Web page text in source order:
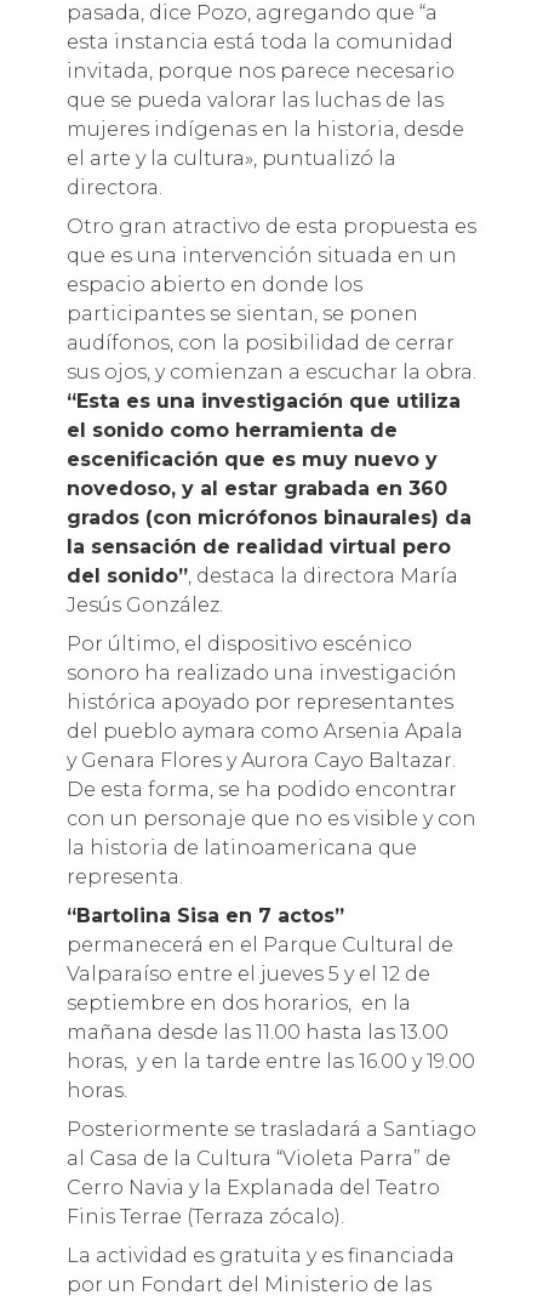
pasada, dice Pozo, agregando que “a
esta instancia está toda la comunidad
invitada, porque nos parece necesario
que se pueda valorar las luchas de las
mujeres indígenas en la historia, desde
el arte y la cultura», puntualizó la
directora.
Otro gran atractivo de esta propuesta es
que es una intervención situada en un
espacio abierto en donde los
participantes se sientan, se ponen
audífonos, con la posibilidad de cerrar
sus ojos, y comienzan a escuchar la obra.
“Esta es una investigación que utiliza
el sonido como herramienta de
escenificación que es muy nuevo y
novedoso, y al estar grabada en 360
grados (con micrófonos binaurales) da
la sensación de realidad virtual pero
del sonido”, destaca la directora María
Jesús González.
Por último, el dispositivo escénico
sonoro ha realizado una investigación
histórica apoyado por representantes
del pueblo aymara como Arsenia Apala
y Genara Flores y Aurora Cayo Baltazar.
De esta forma, se ha podido encontrar
con un personaje que no es visible y con
la historia de latinoamericana que
representa.
“Bartolina Sisa en 7 actos”
permanecerá en el Parque Cultural de
Valparaíso entre el jueves 5 y el 12 de
septiembre en dos horarios, en la
mañana desde las 11.00 hasta las 13.00
horas, y en la tarde entre las 16.00 y 19.00
horas.
Posteriormente se trasladará a Santiago
al Casa de la Cultura “Violeta Parra” de
Cerro Navia y la Explanada del Teatro
Finis Terrae (Terraza zócalo).
La actividad es gratuita y es financiada
por un Fondart del Ministerio de las